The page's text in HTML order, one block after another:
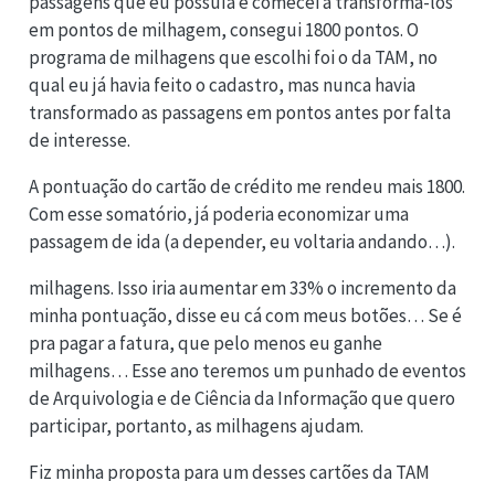
em pontos de milhagem, consegui 1800 pontos. O
programa de milhagens que escolhi foi o da TAM, no
qual eu já havia feito o cadastro, mas nunca havia
transformado as passagens em pontos antes por falta
de interesse.
A pontuação do cartão de crédito me rendeu mais 1800.
Com esse somatório, já poderia economizar uma
passagem de ida (a depender, eu voltaria andando…).
milhagens. Isso iria aumentar em 33% o incremento da
minha pontuação, disse eu cá com meus botões… Se é
pra pagar a fatura, que pelo menos eu ganhe
milhagens… Esse ano teremos um punhado de eventos
de Arquivologia e de Ciência da Informação que quero
participar, portanto, as milhagens ajudam.
Fiz minha proposta para um desses cartões da TAM